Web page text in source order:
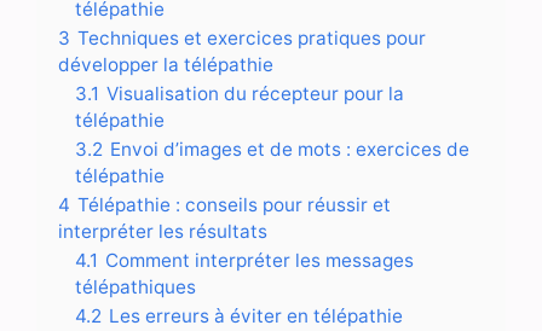
télépathie
3 Techniques et exercices pratiques pour
développer la télépathie
3.1 Visualisation du récepteur pour la
télépathie
3.2 Envoi d’images et de mots : exercices de
télépathie
4 Télépathie : conseils pour réussir et
interpréter les résultats
4.1 Comment interpréter les messages
télépathiques
4.2 Les erreurs à éviter en télépathie